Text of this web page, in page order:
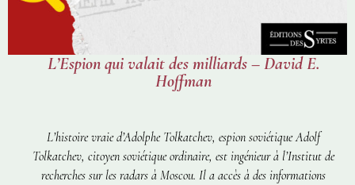
L’Espion qui valait des milliards – David E.
Hoffman
L’histoire vraie d’Adolphe Tolkatchev, espion soviétique Adolf
Tolkatchev, citoyen soviétique ordinaire, est ingénieur à l’Institut de
recherches sur les radars à Moscou. Il a accès à des informations